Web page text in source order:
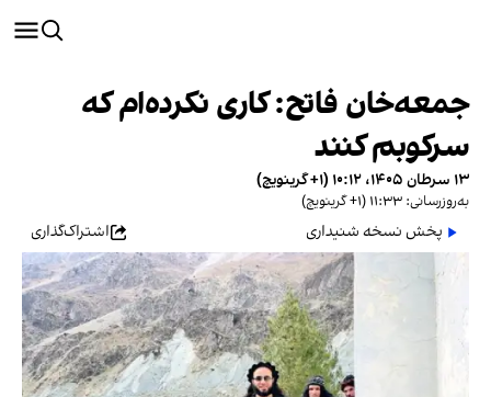
جمعه‌خان فاتح: کاری نکرده‌ام که
سرکوبم کنند
۱۳ سرطان ۱۴۰۵، ۱۰:۱۲ (‎+۱ گرینویچ)
به‌روزرسانی: ۱۱:۳۳ (‎+۱ گرینویچ)
پخش نسخه شنیداری اشتراک‌گذاری